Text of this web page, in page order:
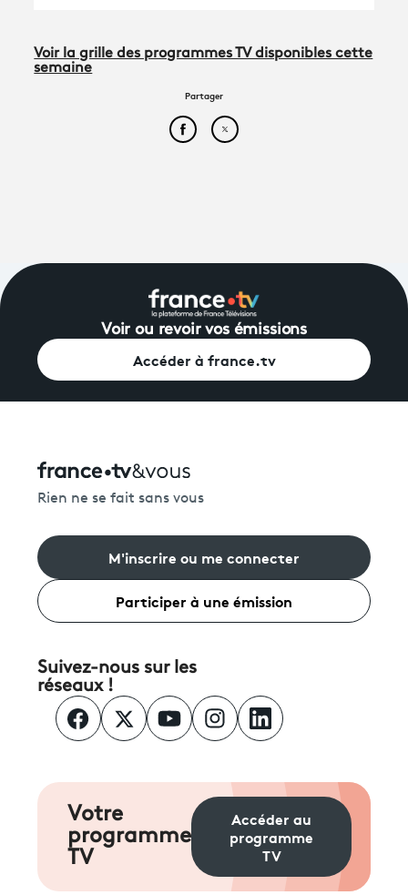
Voir la grille des programmes TV disponibles cette
semaine
Partager
Partager cet article sur
Partager cet article sur
Voir ou revoir vos émissions
Accéder à france.tv
Rien ne se fait sans vous
M'inscrire ou me connecter
Participer à une émission
Suivez-nous sur les
réseaux !
Votre
programme
TV
Accéder au
programme
TV